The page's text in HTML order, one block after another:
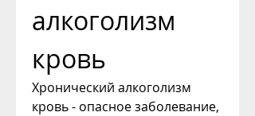
алкоголизм
кровь
Хронический алкоголизм
кровь - опасное заболевание,